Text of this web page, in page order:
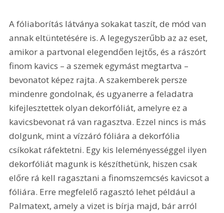
A fóliaborítás látványa sokakat taszít, de mód van
annak eltüntetésére is. A legegyszerűbb az az eset,
amikor a partvonal elegendően lejtős, és a rászórt
finom kavics – a szemek egymást megtartva –
bevonatot képez rajta. A szakemberek persze
mindenre gondolnak, és ugyanerre a feladatra
kifejlesztettek olyan dekorfóliát, amelyre ez a
kavicsbevonat rá van ragasztva. Ezzel nincs is más
dolgunk, mint a vízzáró fóliára a dekorfólia
csíkokat ráfektetni. Egy kis leleményességgel ilyen
dekorfóliát magunk is készíthetünk, hiszen csak
előre rá kell ragasztani a finomszemcsés kavicsot a
fóliára. Erre megfelelő ragasztó lehet például a
Palmatext, amely a vizet is bírja majd, bár arról